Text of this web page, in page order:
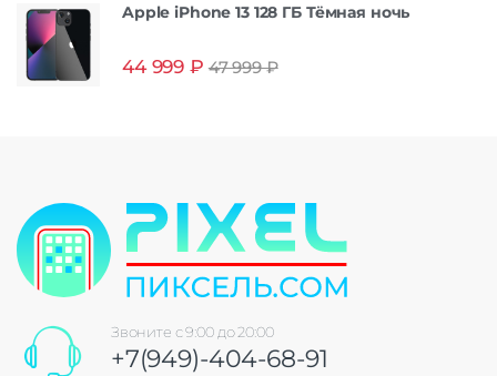
Apple iPhone 13 128 ГБ Тёмная ночь
44 999 ₽ 47 999₽
Звоните с 9:00 до 20:00
+7(949)-404-68-91